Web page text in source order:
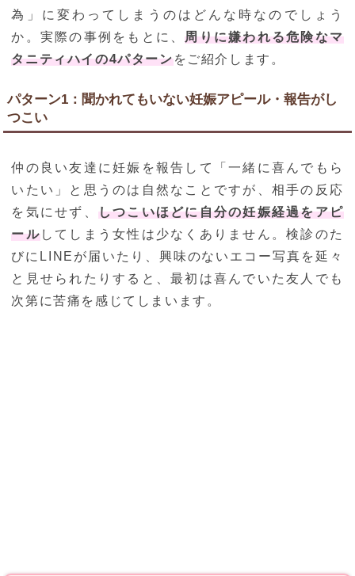
為」に変わってしまうのはどんな時なのでしょう
か。実際の事例をもとに、周りに嫌われる危険なマ
タニティハイの4パターンをご紹介します。
パターン1：聞かれてもいない妊娠アピール・報告がし
つこい
仲の良い友達に妊娠を報告して「一緒に喜んでもら
いたい」と思うのは自然なことですが、相手の反応
を気にせず、 しつこいほどに自分の妊娠経過をアピ
ールしてしまう女性は少なくありません。検診のた
びにLINEが届いたり、興味のないエコー写真を延々
と見せられたりすると、最初は喜んでいた友人でも
次第に苦痛を感じてしまいます。